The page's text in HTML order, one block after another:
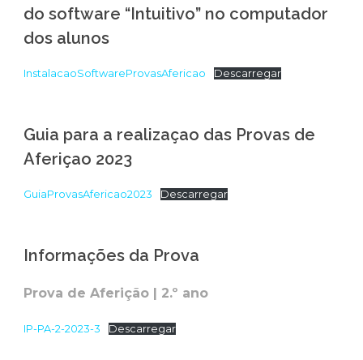
do software “Intuitivo” no computador
dos alunos
InstalacaoSoftwareProvasAfericao Descarregar
Guia para a realizaçao das Provas de
Aferiçao 2023
GuiaProvasAfericao2023 Descarregar
Informações da Prova
Prova de Aferição | 2.º ano
IP-PA-2-2023-3 Descarregar